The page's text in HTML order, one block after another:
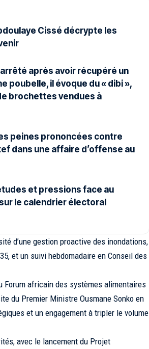
Cissé décrypte les
arrêté après avoir récupéré un
poubelle, il évoque du « dibi »,
brochettes vendues à
peines prononcées contre
dans une affaire d’offense au
et pressions face au
le calendrier électoral
d’une gestion proactive des inondations,
et un suivi hebdomadaire en Conseil des
Forum africain des systèmes alimentaires
du Premier Ministre Ousmane Sonko en
et un engagement à tripler le volume
avec le lancement du Projet